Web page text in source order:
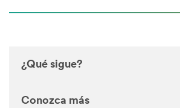
¿Qué sigue?
Conozca más